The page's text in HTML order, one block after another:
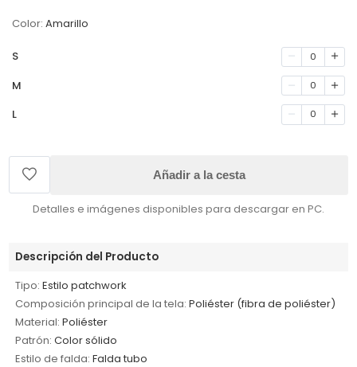
Color: Amarillo
S 0
M 0
L 0
Añadir a la cesta
Detalles e imágenes disponibles para descargar en PC.
Descripción del Producto
Tipo: Estilo patchwork
Composición principal de la tela: Poliéster (fibra de poliéster)
Material: Poliéster
Patrón: Color sólido
Estilo de falda: Falda tubo